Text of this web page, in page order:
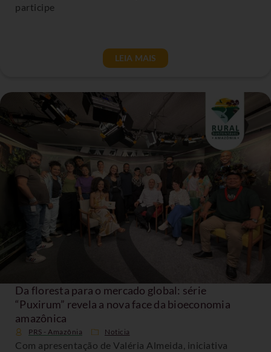
participe
LEIA MAIS
Da floresta para o mercado global: série
“Puxirum” revela a nova face da bioeconomia
amazônica
PRS - Amazônia Noticia
Com apresentação de Valéria Almeida, iniciativa